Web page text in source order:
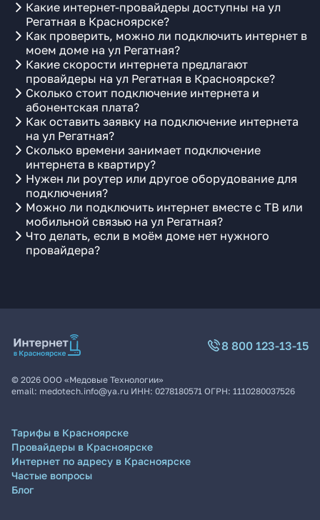
Какие интернет-провайдеры доступны на ул
Регатная в Красноярске?
Как проверить, можно ли подключить интернет в
моем доме на ул Регатная?
Какие скорости интернета предлагают
провайдеры на ул Регатная в Красноярске?
Сколько стоит подключение интернета и
абонентская плата?
Как оставить заявку на подключение интернета
на ул Регатная?
Сколько времени занимает подключение
интернета в квартиру?
Нужен ли роутер или другое оборудование для
подключения?
Можно ли подключить интернет вместе с ТВ или
мобильной связью на ул Регатная?
Что делать, если в моём доме нет нужного
провайдера?
8 800 123-13-15
© 2026 ООО «Медовые Технологии»
email: medotech.info@ya.ru ИНН: 0278180571 ОГРН: 1110280037526
Тарифы в Красноярске
Провайдеры в Красноярске
Интернет по адресу в Красноярске
Частые вопросы
Блог